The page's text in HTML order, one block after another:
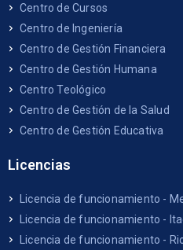
Centro de Cursos
Centro de Ingeniería
Centro de Gestión Financiera
Centro de Gestión Humana
Centro Teológico
Centro de Gestión de la Salud
Centro de Gestión Educativa
Licencias
Licencia de funcionamiento -
Licencia de funcionamiento -
Licencia de funcionamiento -